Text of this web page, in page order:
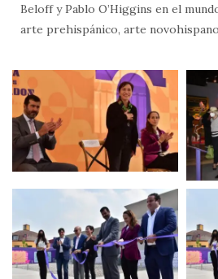
Beloff y Pablo O’Higgins en el
arte prehispánico, arte